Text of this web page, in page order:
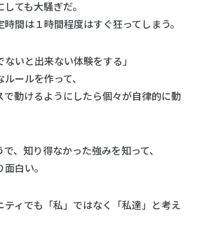
ても大騒ぎだ。
間は１時間程度はすぐ狂ってしまう。
いと出来ない体験をする」
ールを作って、
で動けるようにしたら個々が自律的に動
、知り得なかった強みを知って、
白い。
ティでも「私」ではなく「私達」と考え